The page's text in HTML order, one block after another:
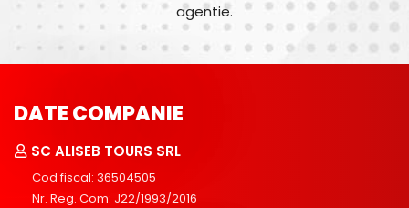
agentie.
DATE COMPANIE
SC ALISEB TOURS SRL
Cod fiscal: 36504505
Nr. Reg. Com: J22/1993/2016